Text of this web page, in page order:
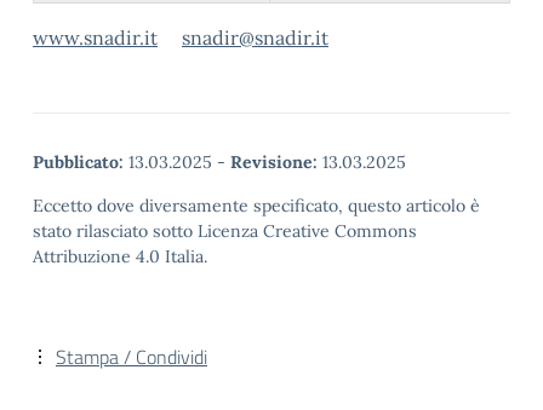
www.snadir.it snadir@snadir.it
Pubblicato: 13.03.2025 - Revisione: 13.03.2025
Eccetto dove diversamente specificato, questo articolo è
stato rilasciato sotto Licenza Creative Commons
Attribuzione 4.0 Italia.
Stampa / Condividi